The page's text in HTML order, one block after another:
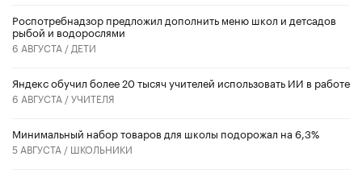
Роспотребнадзор предложил дополнить меню школ и детсадов
рыбой и водорослями
6 АВГУСТА / ДЕТИ
​Яндекс обучил более 20 тысяч учителей использовать ИИ в работе
6 АВГУСТА /УЧИТЕЛЯ
Минимальный набор товаров для школы подорожал на 6,3%
5 АВГУСТА / ШКОЛЬНИКИ